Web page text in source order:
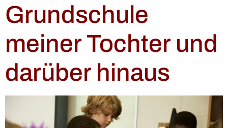
Grundschule
meiner Tochter und
darüber hinaus